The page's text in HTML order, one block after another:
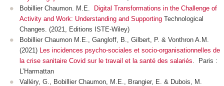
Bobillier Chaumon. M.E.
Digital Transformations in the Challenge of
Activity and Work: Understanding and Supporting Technological
Changes. (2021, Editions ISTE-Wiley)
Bobillier Chaumon M.E., Gangloff, B., Gilbert, P. & Vonthron A.M.
(2021)
Les incidences psycho-sociales et socio-organisationnelles de
la crise sanitaire Covid sur le travail et la santé des salariés . Paris :
L’Harmattan
Valléry, G., Bobillier Chaumon, M.E., Brangier, E. & Dubois, M.